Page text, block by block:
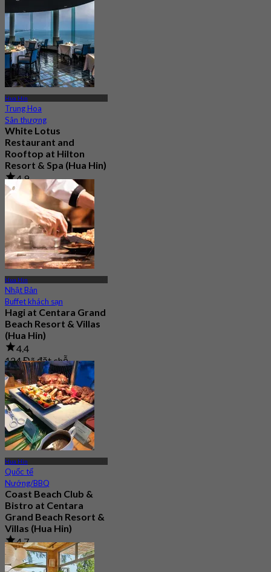
Hua Hin
Trung Hoa
Sân thượng
White Lotus
Restaurant and
Rooftop at Hilton
Resort & Spa (Hua Hin)
4.9
3.3K Đã đặt chỗ
Từ฿ 700
Hua Hin
Nhật Bản
Buffet khách sạn
Hagi at Centara Grand
Beach Resort & Villas
(Hua Hin)
4.4
124 Đã đặt chỗ
Từ฿ 747.5
Hua Hin
Quốc tế
Nướng/BBQ
Coast Beach Club &
Bistro at Centara
Grand Beach Resort &
Villas (Hua Hin)
4.7
359 Đã đặt chỗ
Từ฿ 615